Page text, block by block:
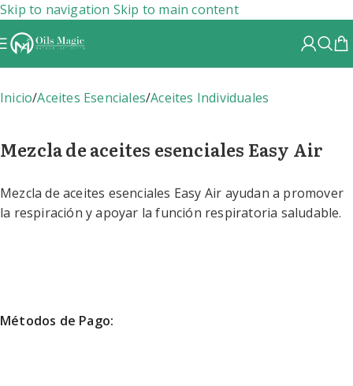
Skip to navigation Skip to main content
Inicio/Aceites Esenciales/Aceites Individuales
Mezcla de aceites esenciales Easy Air
Mezcla de aceites esenciales Easy Air ayudan a promover
la respiración y apoyar la función respiratoria saludable.
Métodos de Pago: